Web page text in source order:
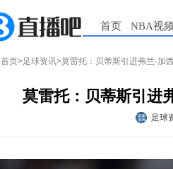
首页 NBA视频
页>足球资讯>莫雷托：贝蒂斯引进弗兰·加
莫雷托：贝蒂斯引进
足球